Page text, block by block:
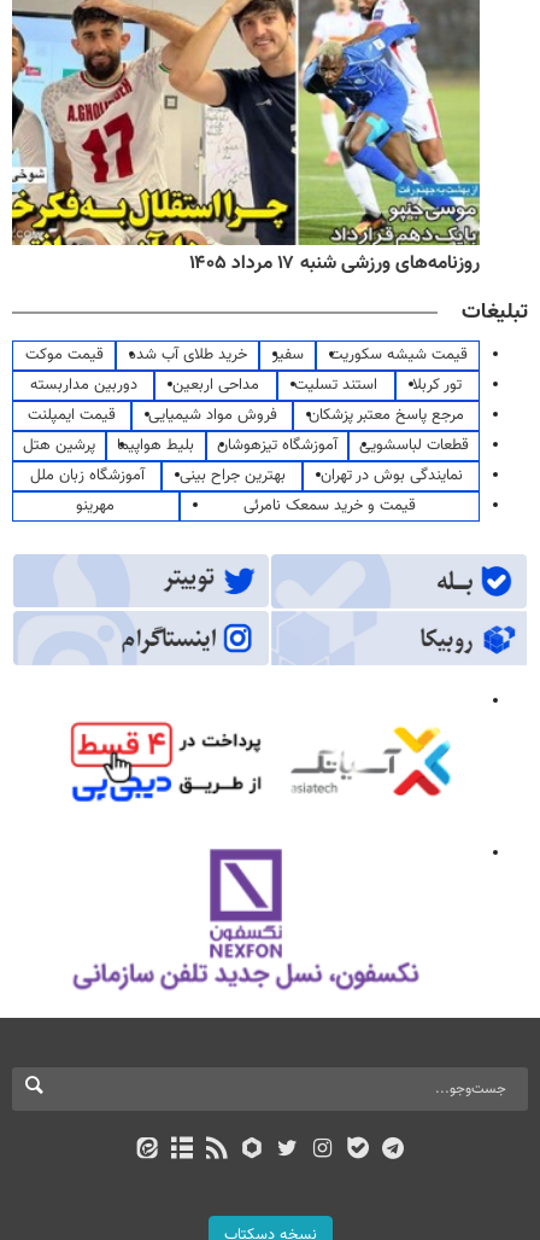
روزنامه‌های ورزشی شنبه ۱۷ مرداد ۱۴۰۵
تبلیغات
قیمت شیشه سکوریت سفیر خرید طلای آب شده
قیمت موکت
تور کربلا
استند تسلیت مداحی اربعین
دوربین مداربسته
مرجع پاسخ معتبر پزشکان
فروش مواد شیمیایی
قیمت ایمپلنت
قطعات لباسشویی
آموزشگاه تیزهوشان بلیط هواپیما
پرشین هتل
نمایندگی بوش در تهران
بهترین جراح بینی
آموزشگاه زبان ملل
قیمت و خرید سمعک نامرئی
مهرینو